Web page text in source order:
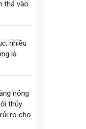
thả vào
nhiều
là
nóng
thủy
ro cho